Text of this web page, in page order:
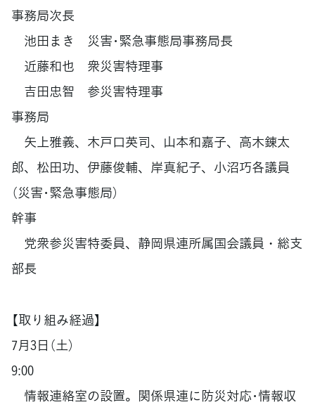
事務局次長
池田まき 災害･緊急事態局事務局長
近藤和也 衆災害特理事
吉田忠智 参災害特理事
事務局
矢上雅義、木戸口英司、山本和嘉子、高木錬太
郎、松田功、伊藤俊輔、岸真紀子、小沼巧各議員
（災害･緊急事態局）
幹事
党衆参災害特委員、静岡県連所属国会議員・総支
部長
【取り組み経過】
7月3日（土）
9:00
情報連絡室の設置。関係県連に防災対応･情報収